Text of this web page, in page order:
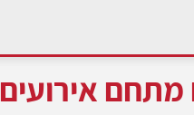
מתחם אירועים